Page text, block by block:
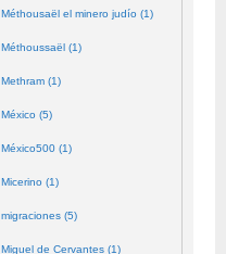
Méthousaël el minero judío (1)
Méthoussaël (1)
Methram (1)
México (5)
México500 (1)
Micerino (1)
migraciones (5)
Miguel de Cervantes (1)